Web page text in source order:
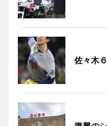
佐々木